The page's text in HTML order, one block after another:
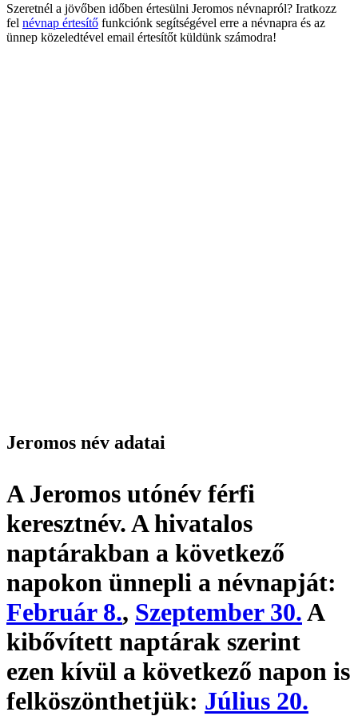
Szeretnél a jövőben időben értesülni Jeromos névnapról? Iratkozz
fel névnap értesítő funkciónk segítségével erre a névnapra és az
ünnep közeledtével email értesítőt küldünk számodra!
Jeromos név adatai
A Jeromos utónév férfi
keresztnév. A hivatalos
naptárakban a következő
napokon ünnepli a névnapját:
Február 8., Szeptember 30.A
kibővített naptárak szerint
ezen kívül a következő napon is
felköszönthetjük: Július 20.